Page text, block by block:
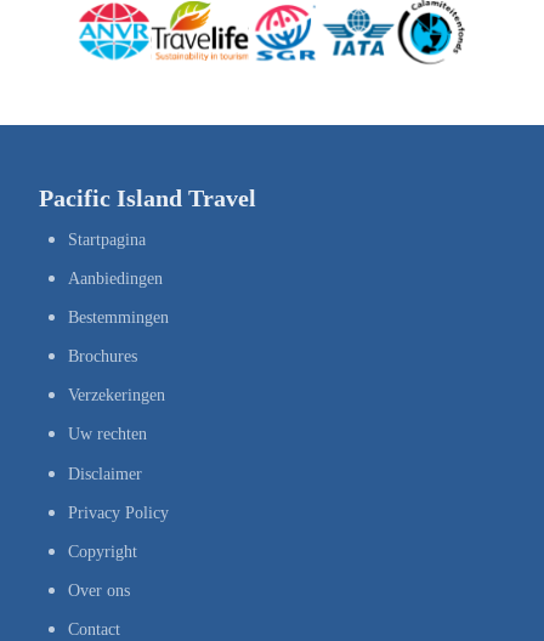
Pacific Island Travel
Startpagina
Aanbiedingen
Bestemmingen
Brochures
Verzekeringen
Uw rechten
Disclaimer
Privacy Policy
Copyright
Over ons
Contact